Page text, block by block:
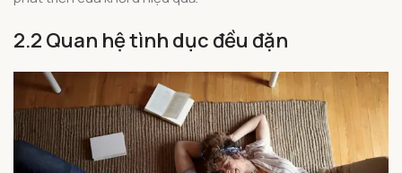
2.2 Quan hệ tình dục đều đặn